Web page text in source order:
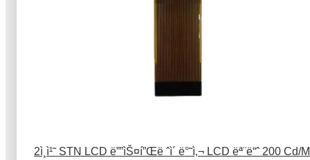
2ì¸ì¹˜ STN LCD ë””ìŠ¤í”Œë ˆì´ ë°˜ì‚¬ LCD ëª¨ë“ˆ 200 Cd/